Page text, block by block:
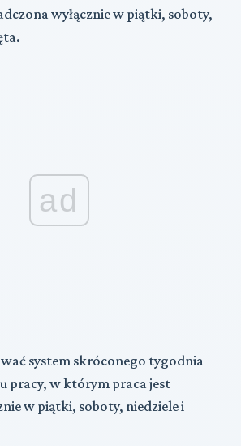
wyłącznie w piątki, soboty,
ad
system skróconego tygodnia
pracy, w którym praca jest
w piątki, soboty, niedziele i